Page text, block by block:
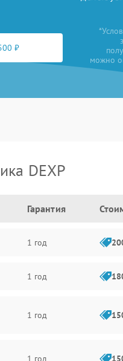
₽
можно
DEXP
Гарантия
1 год
1 год
1 год
1 год